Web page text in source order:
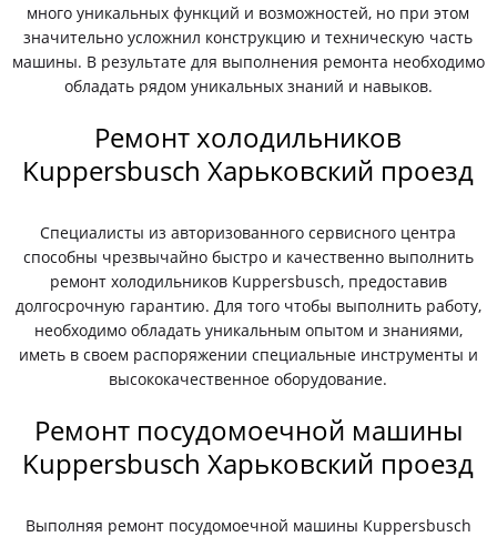
много уникальных функций и возможностей, но при этом
значительно усложнил конструкцию и техническую часть
машины. В результате для выполнения ремонта необходимо
обладать рядом уникальных знаний и навыков.
Ремонт холодильников
Kuppersbusch Харьковский проезд
Специалисты из авторизованного сервисного центра
способны чрезвычайно быстро и качественно выполнить
ремонт холодильников Kuppersbusch, предоставив
долгосрочную гарантию. Для того чтобы выполнить работу,
необходимо обладать уникальным опытом и знаниями,
иметь в своем распоряжении специальные инструменты и
высококачественное оборудование.
Ремонт посудомоечной машины
Kuppersbusch Харьковский проезд
Выполняя ремонт посудомоечной машины Kuppersbusch